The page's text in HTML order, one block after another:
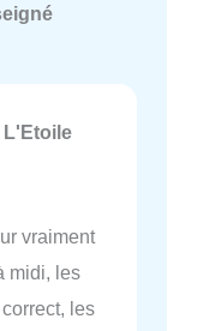
L'Etoile
vraiment
midi, les
les